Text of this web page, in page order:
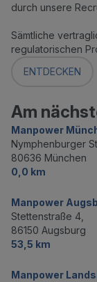
durch unsere
Sämtliche
regulatorischen
ENTDECKEN
Am
Manpower
Nymphenburger
80636 München
0,0 km
Manpower
Stettenstraße 4,
86150 Augsburg
53,5 km
Manpower